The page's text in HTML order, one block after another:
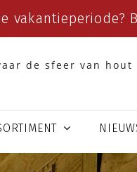
vakantieperiode?
de sfeer van